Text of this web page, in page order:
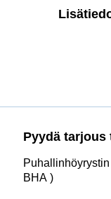
Pyydä tarjous
BHA )